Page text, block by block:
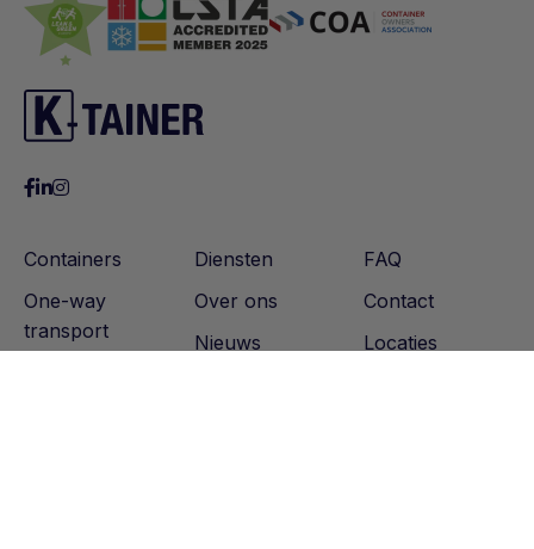
Containers
One-way
transport
Diensten
Over ons
Nieuws
FAQ
Contact
Locaties